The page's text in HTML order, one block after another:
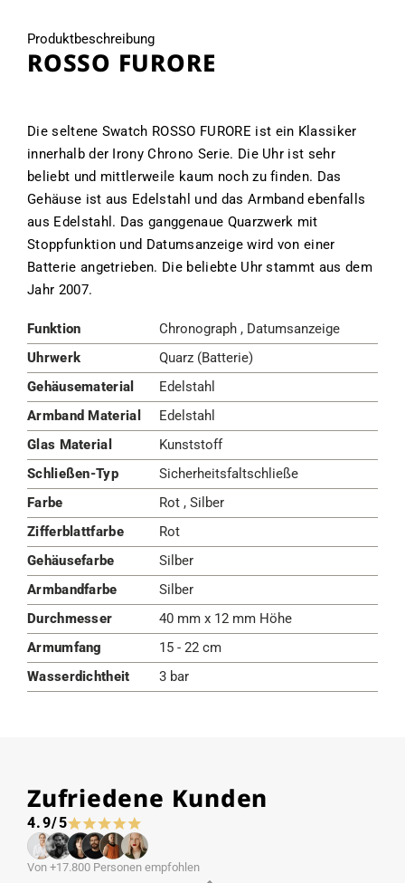
Produktbeschreibung
ROSSO FURORE
Die seltene Swatch ROSSO FURORE ist ein Klassiker
innerhalb der Irony Chrono Serie. Die Uhr ist sehr
beliebt und mittlerweile kaum noch zu finden. Das
Gehäuse ist aus Edelstahl und das Armband ebenfalls
aus Edelstahl. Das ganggenaue Quarzwerk mit
Stoppfunktion und Datumsanzeige wird von einer
Batterie angetrieben. Die beliebte Uhr stammt aus dem
Jahr 2007.
Funktion
Chronograph , Datumsanzeige
Uhrwerk
Quarz (Batterie)
Gehäusematerial
Edelstahl
Armband Material
Edelstahl
Glas Material
Kunststoff
Schließen-Typ
Sicherheitsfaltschließe
Farbe
Rot , Silber
Zifferblattfarbe
Rot
Gehäusefarbe
Silber
Armbandfarbe
Silber
Durchmesser
40 mm x 12 mm Höhe
Armumfang
15 - 22 cm
Wasserdichtheit
3 bar
Zufriedene Kunden
4.9/5
Von +17.800 Personen empfohlen